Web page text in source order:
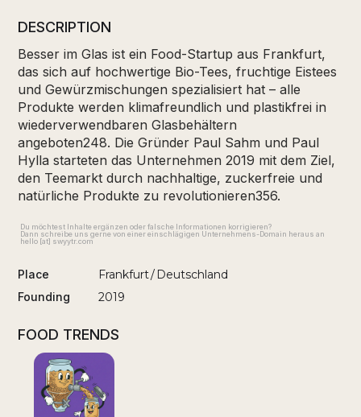
DESCRIPTION
Besser im Glas ist ein Food-Startup aus Frankfurt,
das sich auf hochwertige Bio-Tees, fruchtige Eistees
und Gewürzmischungen spezialisiert hat – alle
Produkte werden klimafreundlich und plastikfrei in
wiederverwendbaren Glasbehältern
angeboten248. Die Gründer Paul Sahm und Paul
Hylla starteten das Unternehmen 2019 mit dem Ziel,
den Teemarkt durch nachhaltige, zuckerfreie und
natürliche Produkte zu revolutionieren356.
Du möchtest Inhalte ergänzen oder falsche Informationen korrigieren?
Dann schreibe uns gerne von einer einschlägigen Unternehmens-Domain heraus an
hello [at] swyytr.com
Place Frankfurt/ Deutschland
Founding 2019
FOOD TRENDS